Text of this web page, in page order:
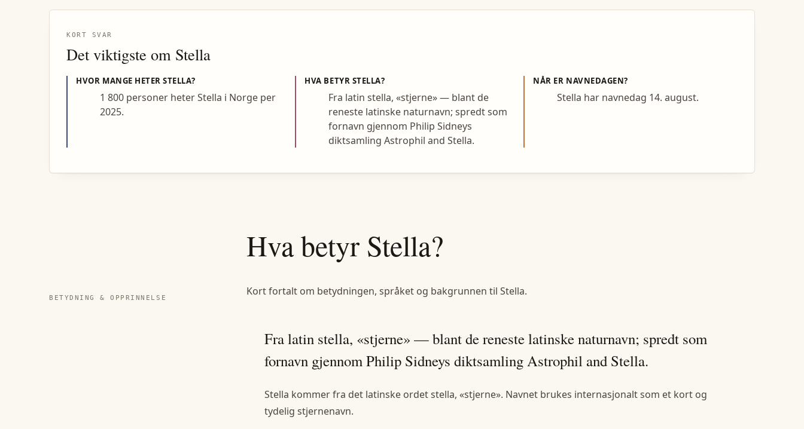
KORT SVAR
Det viktigste om Stella
HVOR MANGE HETERSTELLA?
1 800 personer heter Stella i Norge per
2025.
HVA BETYR STELLA?
Fra latin stella, «stjerne» — blant de
reneste latinske naturnavn; spredt som
fornavn gjennom Philip Sidneys
diktsamling Astrophil and Stella.
NÅR ER NAVNEDAGEN?
Stella har navnedag 14. august.
BETYDNING & OPPRINNELSE
Hva betyr Stella?
Kort fortalt om betydningen, språket og bakgrunnen til Stella.
Fra latin stella, «stjerne» — blant de reneste latinske naturnavn; spredt som
fornavn gjennom Philip Sidneys diktsamling Astrophil and Stella.
Stella kommer fra det latinske ordet stella, «stjerne». Navnet brukes internasjonalt som et kort og
tydelig stjernenavn.